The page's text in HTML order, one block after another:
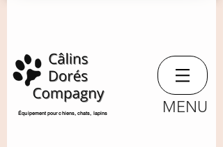
​Équipement pour chiens, chats, lapins MENU